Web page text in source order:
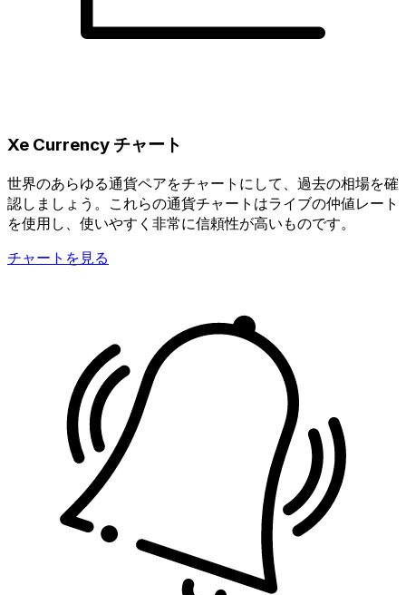
Xe Currency チャート
世界のあらゆる通貨ペアをチャートにして、過去の相場を確
認しましょう。これらの通貨チャートはライブの仲値レート
を使用し、使いやすく非常に信頼性が高いものです。
チャートを見る